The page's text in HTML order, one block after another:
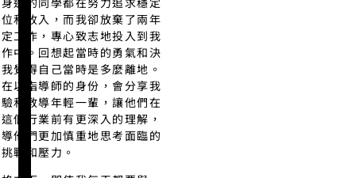
和收入，而我卻放棄了兩年
工作，專心致志地投入到我
中。回想起當時的勇氣和決
覺得自己當時是多麼離地。
以指導師的身份，會分享我
和教導年輕一輩，讓他們在
個行業前有更深入的理解，
他們更加慎重地思考面臨的
戰和壓力。